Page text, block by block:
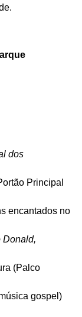
dos
Principal
encantados no
Donald,
(Palco
gospel)